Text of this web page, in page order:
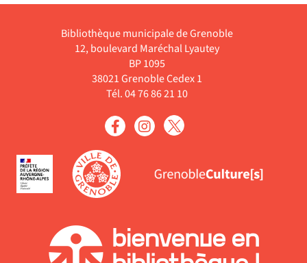
Bibliothèque municipale de Grenoble
12, boulevard Maréchal Lyautey
BP 1095
38021 Grenoble Cedex 1
Tél. 04 76 86 21 10